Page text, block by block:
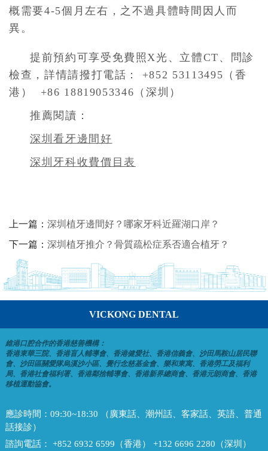
概需要4-5個月左右，之不過具體時間因人而
異。
提前預約可享受免費照X光、立體CT、問診
檢查，詳情請撥打電話： +852 53113495（香
港） +86 18819053346（深圳）
推薦閱讀：
深圳看牙邊間好
深圳牙科收費價目表
上一篇： 深圳植牙邊間好？哪家牙科近羅湖口岸？
下一篇： 深圳植牙推介？骨質疏松症系否適合植牙？
VICKONG DENTAL
維港口腔合作的香港慈善機構：
香港東華三院、香港盲人輔導會、香港健愛社、香港信義會、沙田馬鞍山居民聯
會、沙田區關愛隊烏溪沙小區、覺行念慈基金會、樂和東寓、香港勞工及福利
局、香港社會福利署、香港鄰捨輔導會、香港新界總商會、香港元朗商會、香港
移植運動協會。
應診時間： 09:30~18:30 （廣東話、潮州話、客家話、英語、普通
話接診）
諮詢電話： +852 6932 6599（香港） +132 6696 2280（深圳）